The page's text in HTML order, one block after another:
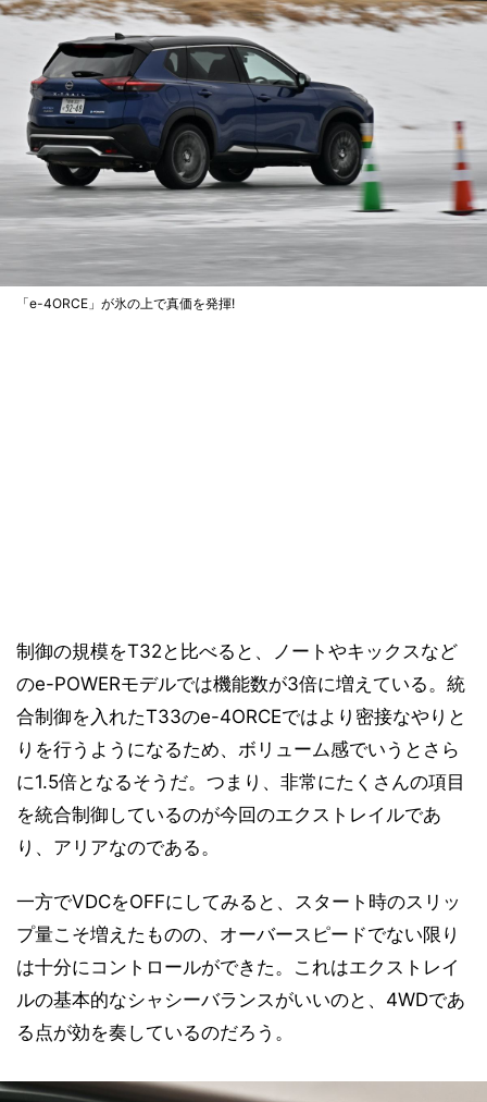
「e-4ORCE」が氷の上で真価を発揮!
制御の規模をT32と比べると、ノートやキックスなど
のe-POWERモデルでは機能数が3倍に増えている。統
合制御を入れたT33のe-4ORCEではより密接なやりと
りを行うようになるため、ボリューム感でいうとさら
に1.5倍となるそうだ。つまり、非常にたくさんの項目
を統合制御しているのが今回のエクストレイルであ
り、アリアなのである。
一方でVDCをOFFにしてみると、スタート時のスリッ
プ量こそ増えたものの、オーバースピードでない限り
は十分にコントロールができた。これはエクストレイ
ルの基本的なシャシーバランスがいいのと、4WDであ
る点が効を奏しているのだろう。